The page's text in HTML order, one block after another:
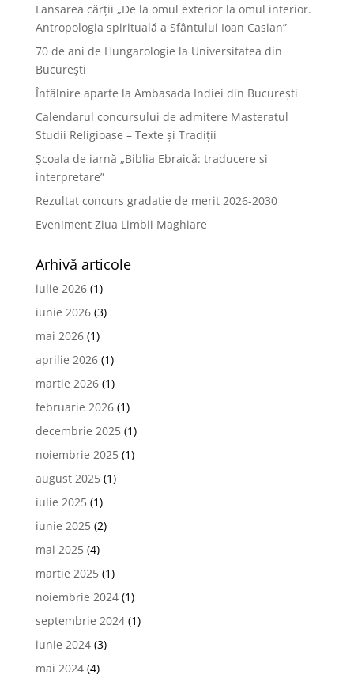
Lansarea cărții „De la omul exterior la omul interior.
Antropologia spirituală a Sfântului Ioan Casian”
70 de ani de Hungarologie la Universitatea din
București
Întâlnire aparte la Ambasada Indiei din București
Calendarul concursului de admitere Masteratul
Studii Religioase – Texte și Tradiții
Școala de iarnă „Biblia Ebraică: traducere și
interpretare”
Rezultat concurs gradație de merit 2026-2030
Eveniment Ziua Limbii Maghiare
Arhivă articole
iulie 2026(1)
iunie 2026(3)
mai 2026(1)
aprilie 2026(1)
martie 2026(1)
februarie 2026(1)
decembrie 2025(1)
noiembrie 2025(1)
august 2025(1)
iulie 2025(1)
iunie 2025(2)
mai 2025(4)
martie 2025(1)
noiembrie 2024(1)
septembrie 2024(1)
iunie 2024(3)
mai 2024(4)